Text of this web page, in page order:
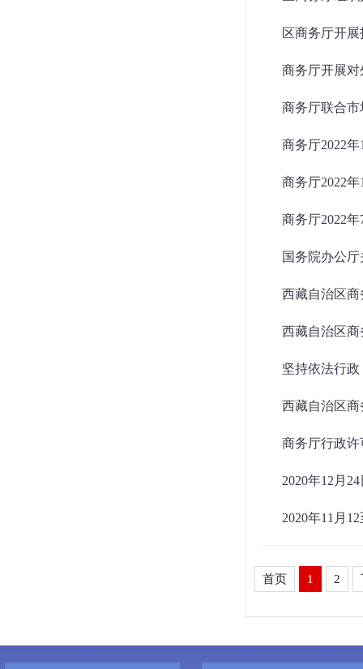
区商务厅开
商务厅开展对
商务厅2022
商务厅2022
商务厅2022
国务院办公
西藏自治区商
西藏自治区商
坚持依法行
西藏自治区商
商务厅行政许
2020年12月
2020年11月
首页 1 2